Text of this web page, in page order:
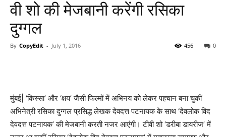
वी शो की मेजबानी करेंगी रसिका
दुग्गल
By CopyEdit - July 1, 2016 0
456
मुंबई| ‘किस्सा’ और ‘क्षय’ जैसी फिल्मों में अभिनय को लेकर पहचान बना चुकीं
अभिनेत्री रसिका दुग्गल प्रसिद्ध लेखक देवदत्त पटनायक के साथ ‘देवलोक विद
देवदत्त पटनायक’ की मेजबानी करती नजर आएंगी। टीवी शो ‘डरीबा डायरीज’ में